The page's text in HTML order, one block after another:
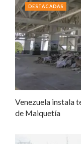
Venezuela instala
de Maiquetía
DESTACADAS